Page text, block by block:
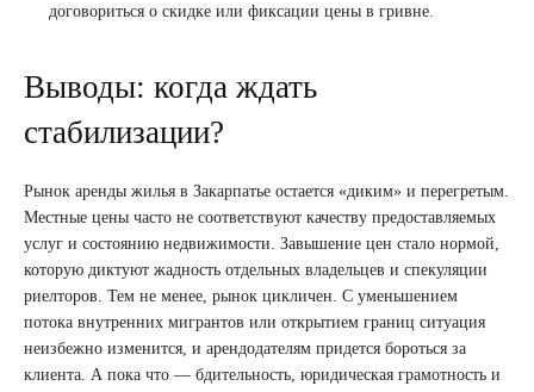
договориться о скидке или фиксации цены в гривне.
Выводы: когда ждать
стабилизации?
Рынок аренды жилья в Закарпатье остается «диким» и перегретым.
Местные цены часто не соответствуют качеству предоставляемых
услуг и состоянию недвижимости. Завышение цен стало нормой,
которую диктуют жадность отдельных владельцев и спекуляции
риелторов. Тем не менее, рынок цикличен. С уменьшением
потока внутренних мигрантов или открытием границ ситуация
неизбежно изменится, и арендодателям придется бороться за
клиента. А пока что — бдительность, юридическая грамотность и